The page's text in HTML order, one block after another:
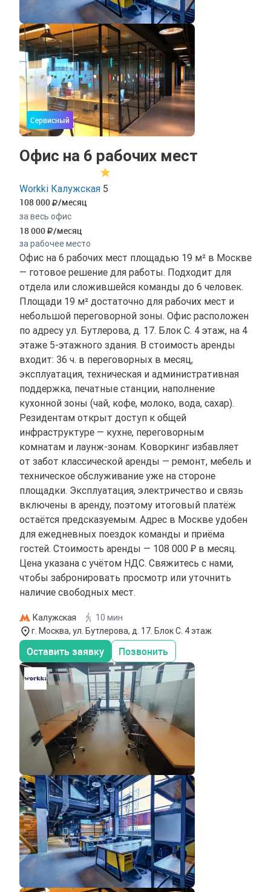
Сервисный
Офис на 6 рабочих мест
Workki Калужская 5
108 000 /месяц
за весь офис
18 000 /месяц
за рабочее место
Офис на 6 рабочих мест площадью 19 м² в Москве
— готовое решение для работы. Подходит для
отдела или сложившейся команды до 6 человек.
Площади 19 м² достаточно для рабочих мест и
небольшой переговорной зоны. Офис расположен
по адресу ул. Бутлерова, д. 17. Блок С. 4 этаж, на 4
этаже 5-этажного здания. В стоимость аренды
входит: 36 ч. в переговорных в месяц,
эксплуатация, техническая и административная
поддержка, печатные станции, наполнение
кухонной зоны (чай, кофе, молоко, вода, сахар).
Резидентам открыт доступ к общей
инфраструктуре — кухне, переговорным
комнатам и лаунж-зонам. Коворкинг избавляет
от забот классической аренды — ремонт, мебель и
техническое обслуживание уже на стороне
площадки. Эксплуатация, электричество и связь
включены в аренду, поэтому итоговый платёж
остаётся предсказуемым. Адрес в Москве удобен
для ежедневных поездок команды и приёма
гостей. Стоимость аренды — 108 000 ₽ в месяц.
Цена указана с учётом НДС. Свяжитесь с нами,
чтобы забронировать просмотр или уточнить
наличие свободных мест.
Калужская
10 мин
г. Москва, ул. Бутлерова, д. 17. Блок С. 4 этаж
Оставить заявку Позвонить